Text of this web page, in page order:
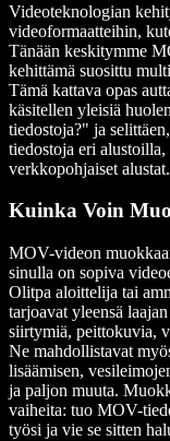
Videoteknologian
videoformaatteihin,
Tänään keskitymme
kehittämä suosittu
Tämä kattava opas
käsitellen yleisiä
tiedostoja?" ja
tiedostoja eri
verkkopohjaiset alustat.
Kuinka Voin
MOV-videon
sinulla on sopiva
Olitpa aloittelija tai
tarjoavat yleensä
siirtymiä, peittokuvia,
Ne mahdollistavat
lisäämisen,
ja paljon muuta.
vaiheita: tuo MOV-
työsi ja vie se sitten